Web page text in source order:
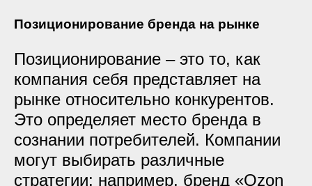
Позиционирование бренда на рынке
Позиционирование – это то, как
компания себя представляет на
рынке относительно конкурентов.
Это определяет место бренда в
сознании потребителей. Компании
могут выбирать различные
стратегии: например, бренд «Ozon